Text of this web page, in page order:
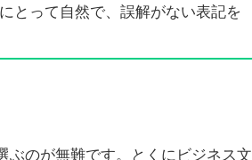
とって自然で、誤解がない表記を
ぶのが無難です。とくにビジネス文